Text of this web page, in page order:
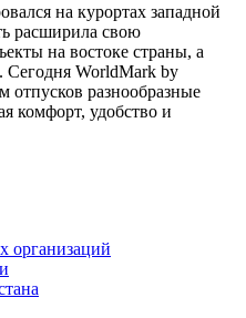
на курортах западной
расширила свою
на востоке страны, а
Сегодня WorldMark by
отпусков разнообразные
комфорт, удобство и
организаций